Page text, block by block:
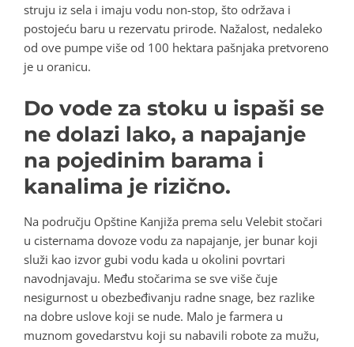
struju iz sela i imaju vodu non-stop, što održava i
postojeću baru u rezervatu prirode. Nažalost, nedaleko
od ove pumpe više od 100 hektara pašnjaka pretvoreno
je u oranicu.
Do vode za stoku u ispaši se
ne dolazi lako, a napajanje
na pojedinim barama i
kanalima je rizično.
Na području Opštine Kanjiža prema selu Velebit stočari
u cisternama dovoze vodu za napajanje, jer bunar koji
služi kao izvor gubi vodu kada u okolini povrtari
navodnjavaju. Među stočarima se sve više čuje
nesigurnost u obezbeđivanju radne snage, bez razlike
na dobre uslove koji se nude. Malo je farmera u
muznom govedarstvu koji su nabavili robote za mužu,